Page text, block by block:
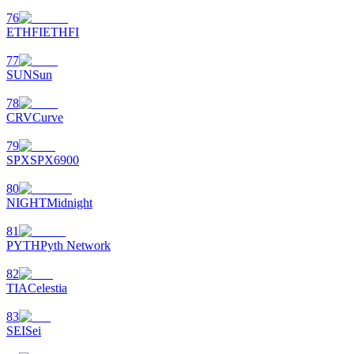
76
ETHFIETHFI
77
SUNSun
78
CRVCurve
79
SPXSPX6900
80
NIGHTMidnight
81
PYTHPyth Network
82
TIACelestia
83
SEISei